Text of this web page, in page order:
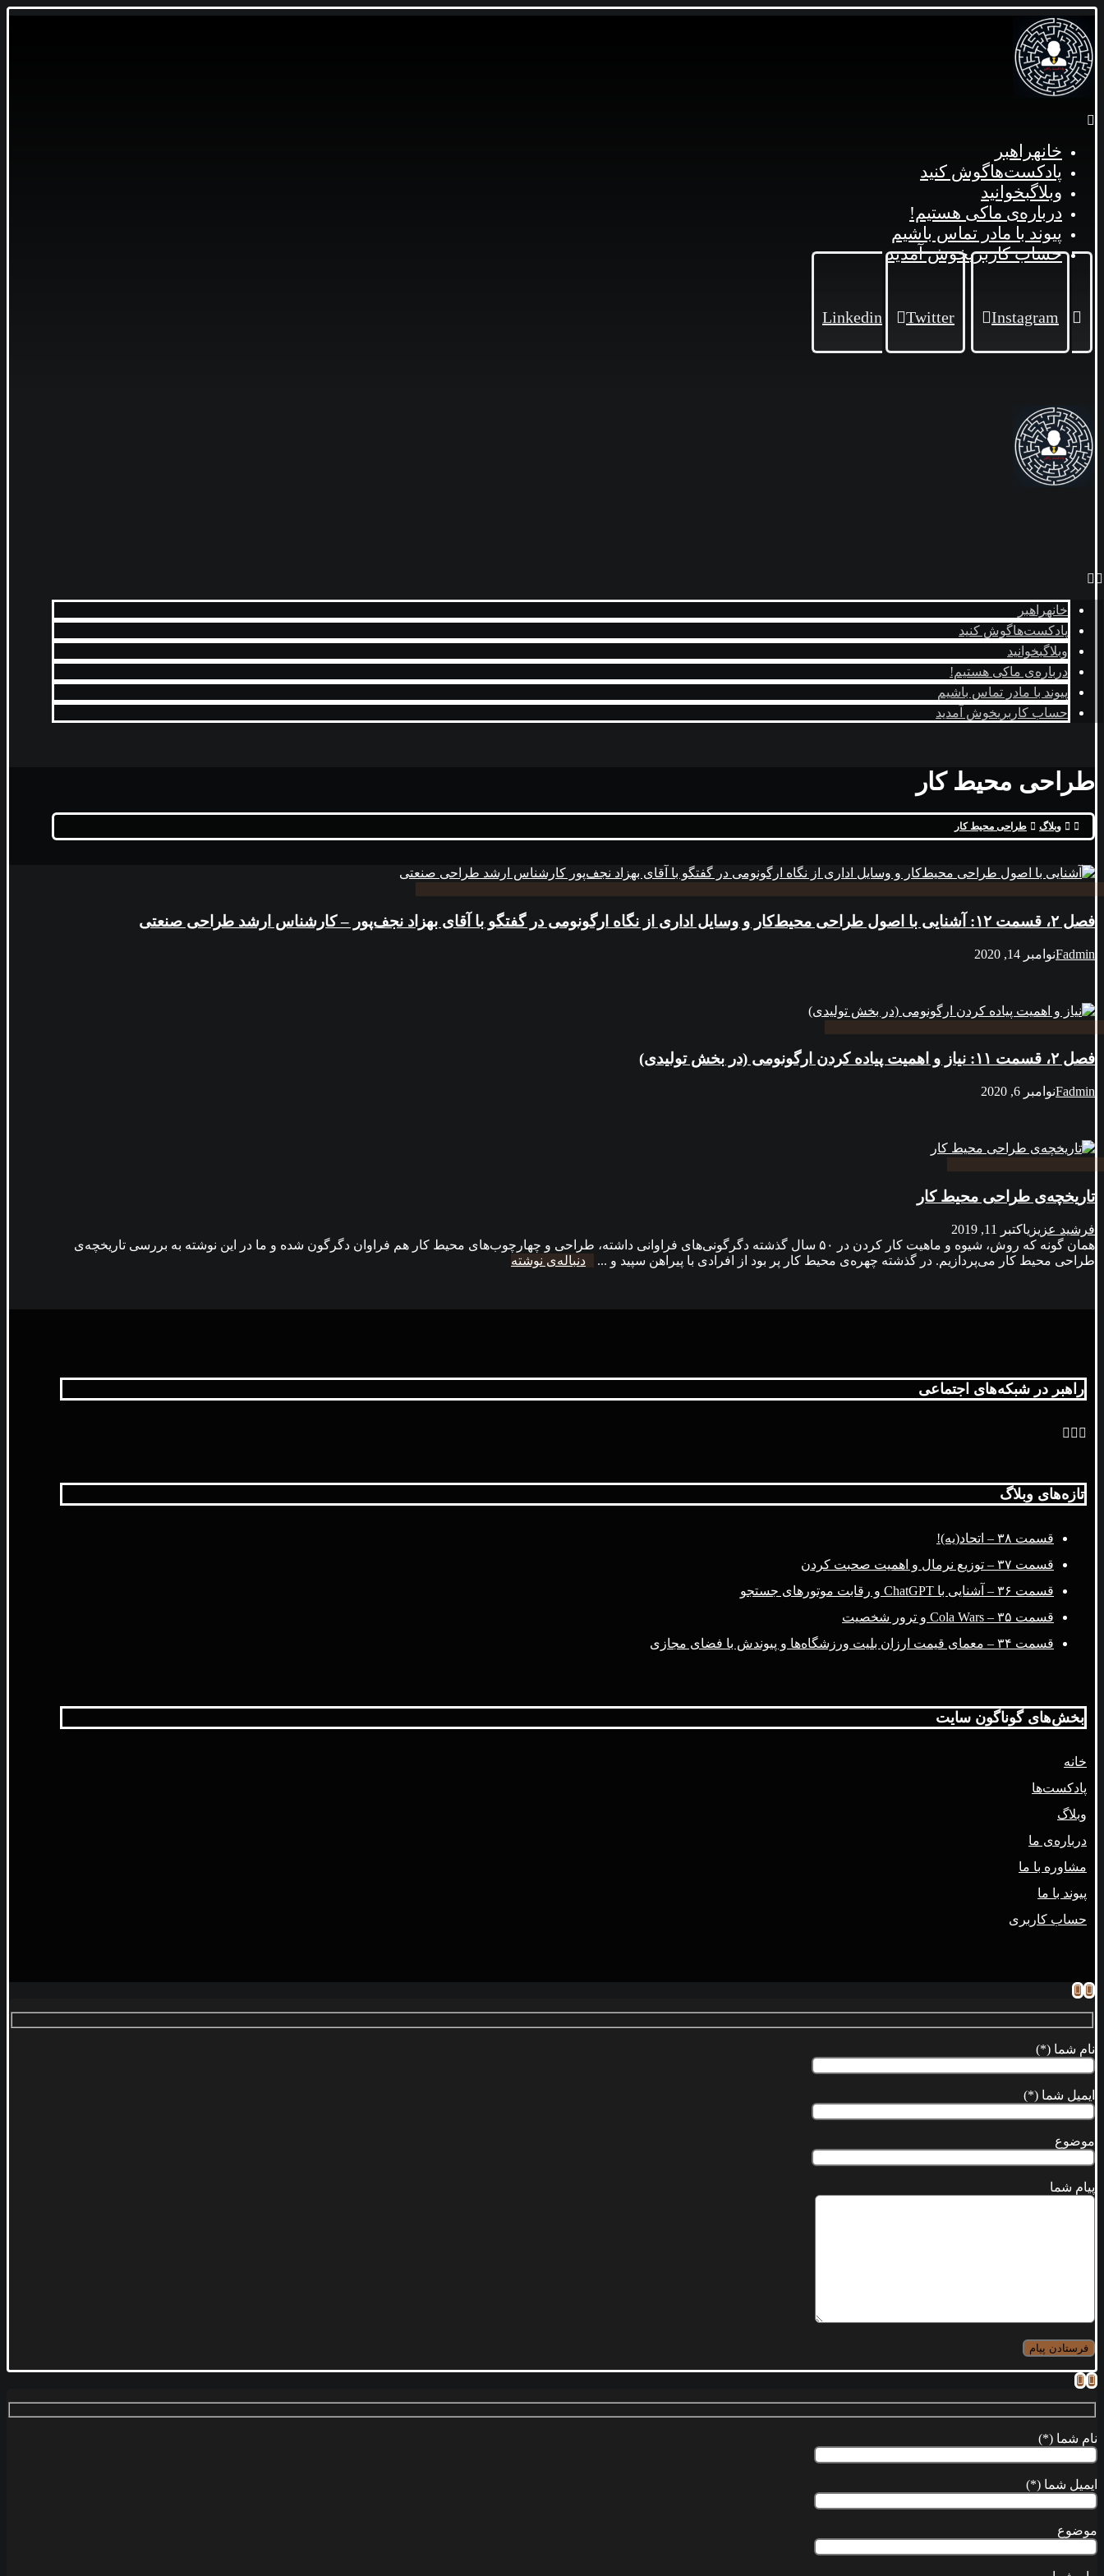
خانهراهبر
پادکست‌هاگوش کنید
وبلاگبخوانید
درباره‌ی ماکی هستیم!
پیوند با مادر تماس باشیم
حساب کاربریخوش آمدید
Linkedin Twitter Instagram
خانهراهبر
پادکست‌هاگوش کنید
وبلاگبخوانید
درباره‌ی ماکی هستیم!
پیوند با مادر تماس باشیم
حساب کاربریخوش آمدید
طراحی محیط کار
وبلاگ طراحی محیط کار
فصل ۲، قسمت ۱۲: آشنایی با اصول طراحی محیط‌کار و وسایل اداری از نگاه ارگونومی در گفتگو با آقای بهزاد نجف‌پور – کارشناس ارشد طراحی صنعتی
Fadminنوامبر 14, 2020
فصل ۲، قسمت ۱۱: نياز و اهميت پياده کردن ارگونومی (در بخش توليدی)
Fadminنوامبر 6, 2020
تاریخچه‌ی طراحی محیط کار
فرشید عزیزیاکتبر 11, 2019
همان گونه که روش، شیوه‌ و ماهیت کار کردن در ۵۰ سال گذشته دگرگونی‌های فراوانی داشته، طراحی و چهارچوب‌های محیط کار هم فراوان دگرگون شده و ما در این نوشته به بررسی تاریخچه‌ی
طراحی محیط کار می‌پردازیم. در گذشته چهره‌ی محیط کار پر بود از افرادی با پیراهن سپید و ...
دنباله‌ی نوشته
راهبر در شبکه‌های اجتماعی
تازه‌های وبلاگ
قسمت ۳۸ – اتحاد(یه)!
قسمت ۳۷ – توزیع نرمال و اهمیت صحبت کردن
قسمت ۳۶ – آشنایی با ChatGPT و رقابت موتورهای جستجو
قسمت ۳۵ – Cola Wars و ترور شخصیت
قسمت ۳۴ – معمای قیمت ارزان بلیت ورزشگاه‌ها و پیوندش با فضای مجازی
بخش‌های گوناگون سایت
خانه
پادکست‌ها
وبلاگ
درباره‌ی ما
مشاوره با ما
پیوند با ما
حساب کاربری
نام شما (*)
ایمیل شما (*)
موضوع
پیام شما
نام شما (*)
ایمیل شما (*)
موضوع